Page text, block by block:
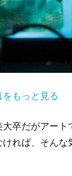
をもっと見る
卒だがアー
れば、そん